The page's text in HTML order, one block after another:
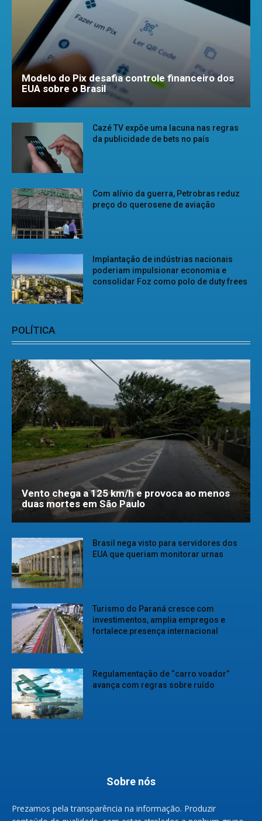
Modelo do Pix desafia controle financeiro dos
EUA sobre o Brasil
Cazé TV expõe uma lacuna nas regras
da publicidade de bets no país
Com alívio da guerra, Petrobras reduz
preço do querosene de aviação
Implantação de indústrias nacionais
poderiam impulsionar economia e
consolidar Foz como polo de duty frees
POLÍTICA
Vento chega a 125 km/h e provoca ao menos
duas mortes em São Paulo
Brasil nega visto para servidores dos
EUA que queriam monitorar urnas
Turismo do Paraná cresce com
investimentos, amplia empregos e
fortalece presença internacional
Regulamentação de “carro voador”
avança com regras sobre ruído
Sobre nós
Prezamos pela transparência na informação. Produzir